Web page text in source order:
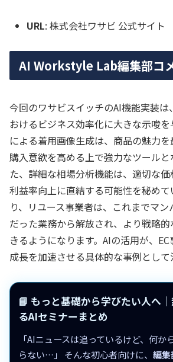
URL: 株式会社ワサビ 公式サイト
AI Workstyle Lab編集部コ
今回のワサビスイッチのAI機能実装は
おけるビジネス効率化に大きな示唆を
による着用画像生成は、商品の魅力を
購入意欲を高める上で強力なツールと
た、詳細な相場分析機能は、適切な価
利益率向上に直結する可能性を秘めて
り、リユース事業者は、これまでマ
だった業務から解放され、より戦略
きるようになります。AIの活用が、
成長を加速させる具体的な事例として
📘 もっと基礎から学びたい人へ
るAIセミナーまとめ
「AIニュースは追っているけど、何か
らない…」 そんな初心者向けに、 編